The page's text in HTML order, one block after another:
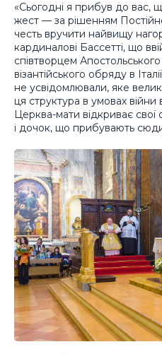
«Сьогодні я прибув до вас,
жест — за рішенням
честь вручити найвищу
кардиналові Бассетті, що
співтворцем
візантійського обряду в
не усвідомлювали, яке
ця структура в умовах війни
Церква-мати відкриває свої
і дочок, що прибувають